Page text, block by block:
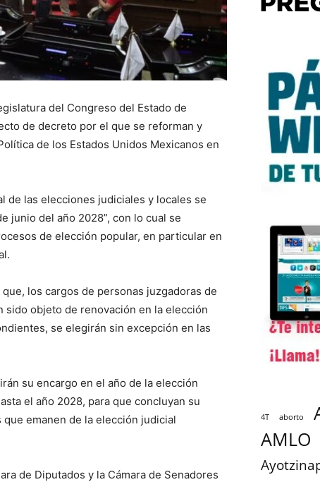
del Congreso del Estado de
de decreto por el que se reforman y
de los Estados Unidos Mexicanos en
de las elecciones judiciales y locales se
junio del año 2028”, con lo cual se
de elección popular, en particular en
los cargos de personas juzgadoras de
sido objeto de renovación en la elección
se elegirán sin excepción en las
su encargo en el año de la elección
el año 2028, para que concluyan su
emanen de la elección judicial
de Diputados y la Cámara de Senadores
4T aborto
AMLO